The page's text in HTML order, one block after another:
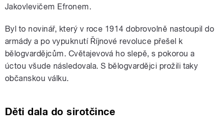
Jakovlevičem Efronem.
Byl to novinář, který v roce 1914 dobrovolně nastoupil do
armády a po vypuknutí Říjnové revoluce přešel k
bělogvardějcům. Cvětajevová ho slepě, s pokorou a
úctou všude následovala. S bělogvardějci prožili taky
občanskou válku.
Děti dala do sirotčince